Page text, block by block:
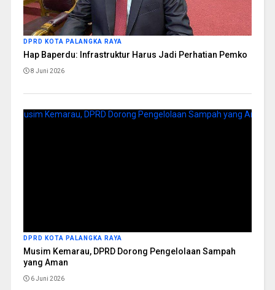
DPRD KOTA PALANGKA RAYA
Hap Baperdu: Infrastruktur Harus Jadi Perhatian Pemko
8 Juni 2026
DPRD KOTA PALANGKA RAYA
Musim Kemarau, DPRD Dorong Pengelolaan Sampah
yang Aman
6 Juni 2026